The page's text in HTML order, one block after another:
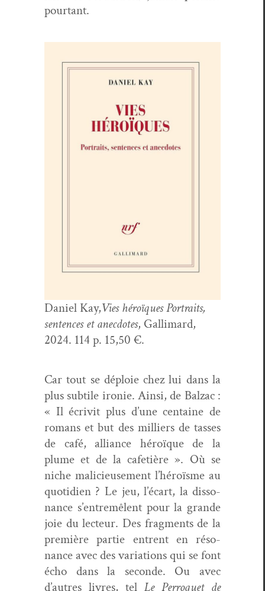
pourtant.
Daniel Kay,Vies héroïques Por­traits,
sen­tences et anec­dotes, Gal­li­mard,
2024. 114 p. 15,50 €.
Car tout se déploie chez lui dans la
plus sub­tile ironie. Ain­si, de Balzac :
« Il écriv­it plus d’une cen­taine de
romans et but des mil­liers de tass­es
de café, alliance héroïque de la
plume et de la cafetière ». Où se
niche mali­cieuse­ment l’héroïsme au
quo­ti­di­en ? Le jeu, l’écart, la dis­so­
nance s’entremêlent pour la grande
joie du lecteur. Des frag­ments de la
pre­mière par­tie entrent en réso­
nance avec des vari­a­tions qui se font
écho dans la sec­onde. Ou avec
d’autres livres, telLe Per­ro­quet de